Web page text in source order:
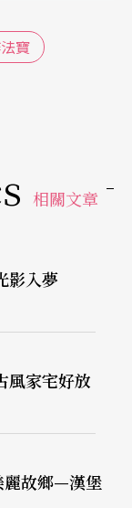
教的。」耶
台大電機研
向的渾渾噩
源》說起：
去看戲。看
沿幕）、leg
瓣落下，你
桶子或袋
東西了，但
寶
相關文章
光影入夢
麗故鄉—漢堡